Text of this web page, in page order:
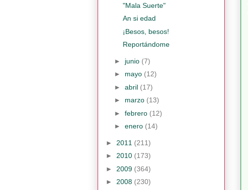
"Mala Suerte"
An si edad
¡Besos, besos!
Reportándome
► junio (7)
► mayo (12)
► abril (17)
► marzo (13)
► febrero (12)
► enero (14)
► 2011 (211)
► 2010 (173)
► 2009 (364)
► 2008 (230)